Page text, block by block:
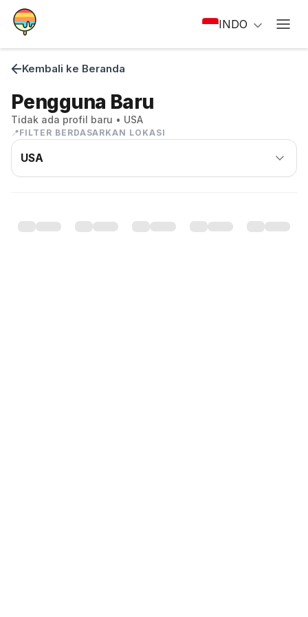
INDO
Kembali ke Beranda
Pengguna Baru
Tidak ada profil baru • USA
📍FILTER BERDASARKAN LOKASI